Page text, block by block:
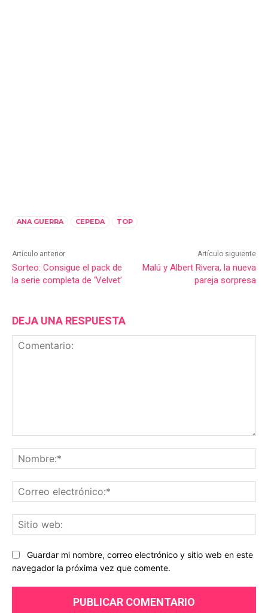
ANA GUERRA CEPEDA TOP
Artículo anterior
Sorteo: Consigue el pack de
la serie completa de ‘Velvet’
Artículo siguiente
Malú y Albert Rivera, la nueva
pareja sorpresa
DEJA UNA RESPUESTA
Guardar mi nombre, correo electrónico y sitio web en este
navegador la próxima vez que comente.